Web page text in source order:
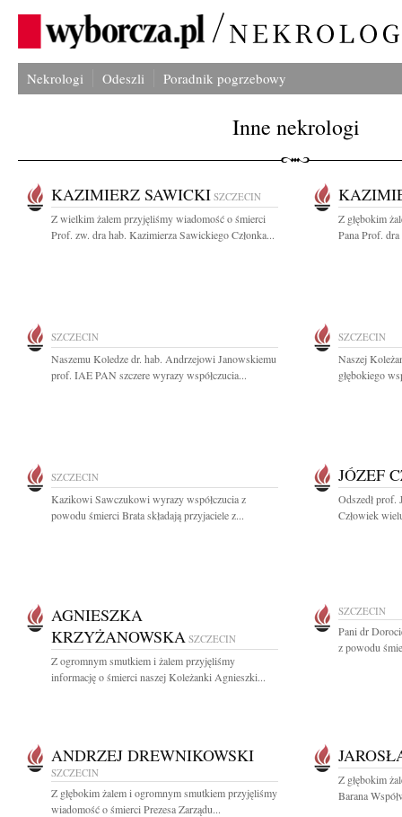
Nekrologi Odeszli Poradnik pogrzebowy
Inne nekrologi
KAZIMIERZ SAWICKI SZCZECIN
Z wielkim żalem przyjęliśmy wiadomość o śmierci
Prof. zw. dra hab. Kazimierza Sawickiego Członka...
Z głębokim
Pana Prof.
SZCZECIN
Naszemu Koledze dr. hab. Andrzejowi Janowskiemu
prof. IAE PAN szczere wyrazy współczucia...
SZCZECIN
Naszej
głębokiego
SZCZECIN
Kazikowi Sawczukowi wyrazy współczucia z
powodu śmierci Brata składają przyjaciele z...
JÓZEF
Odszedł
Człowiek
AGNIESZKA
KRZYŻANOWSKA SZCZECIN
Z ogromnym smutkiem i żalem przyjęliśmy
informację o śmierci naszej Koleżanki Agnieszki...
SZCZECIN
Pani dr
z powodu
ANDRZEJ DREWNIKOWSKI
SZCZECIN
Z głębokim żalem i ogromnym smutkiem przyjęliśmy
wiadomość o śmierci Prezesa Zarządu...
Z głębokim
Barana